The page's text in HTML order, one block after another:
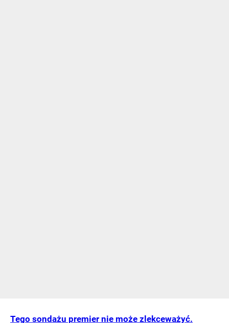
Tego sondażu premier nie może zlekceważyć.